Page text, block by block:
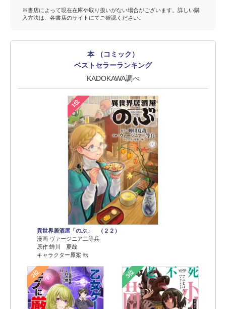
※書店によって現在在庫や取り扱いがない場合がございます。詳しい購
入方法は、各書店のサイトにてご確認ください。
本 （コミック）
ベストセラーランキング
KADOKAWA調べ
1位
異世界居酒屋「のぶ」 （２２）
漫画 ヴァージニア二等兵
原作 蝉川 夏哉
キャラクター原案 転
2位 3位